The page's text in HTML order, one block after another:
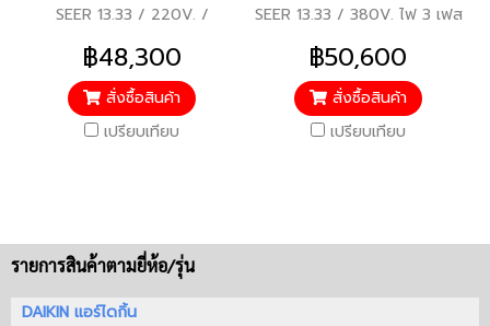
SEER 13.33 / 220V. /
ประหยัดไฟเบอร์ 5 / มอก. /
รีโมทไร้สาย / รับประกัน
คอมเพรสเซอร์ 5 ปี
฿48,300
สั่งซื้อสินค้า
เปรียบเทียบ
SEER 13.33 / 380V. ไฟ 3 เฟส
/ ประหยัดไฟเบอร์ 5 / มอก. /
รีโมทไร้สาย / รับประกัน
คอมเพรสเซอร์ 5 ปี
฿50,600
สั่งซื้อสินค้า
เปรียบเทียบ
รายการสินค้าตามยี่ห้อ/รุ่น
DAIKIN แอร์ไดกิ้น